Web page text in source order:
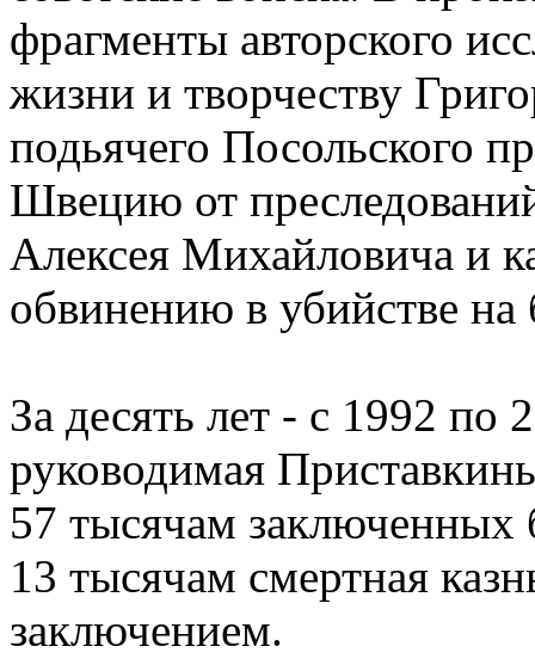
фрагменты авторского
жизни и творчеству
подьячего Посольского
Швецию от
Алексея Михайловича и
обвинению в убийстве на
За десять лет - с 1992 по
руководимая
57 тысячам заключенных
13 тысячам смертная
заключением.